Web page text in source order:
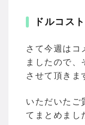
ドルコス
さて今週はコ
ましたので、
させて頂きま
いただいたご
てまとめまし